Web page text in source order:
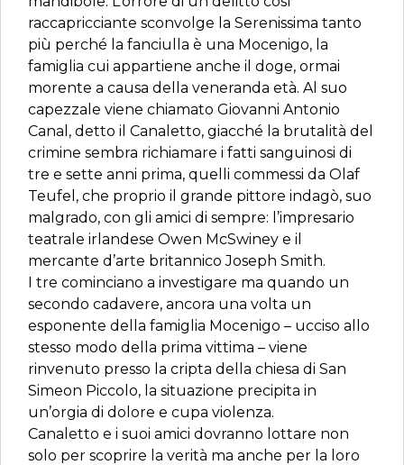
raccapricciante sconvolge la Serenissima tanto
più perché la fanciulla è una Mocenigo, la
famiglia cui appartiene anche il doge, ormai
morente a causa della veneranda età. Al suo
capezzale viene chiamato Giovanni Antonio
Canal, detto il Canaletto, giacché la brutalità del
crimine sembra richiamare i fatti sanguinosi di
tre e sette anni prima, quelli commessi da Olaf
Teufel, che proprio il grande pittore indagò, suo
malgrado, con gli amici di sempre: l’impresario
teatrale irlandese Owen McSwiney e il
mercante d’arte britannico Joseph Smith.
I tre cominciano a investigare ma quando un
secondo cadavere, ancora una volta un
esponente della famiglia Mocenigo – ucciso allo
stesso modo della prima vittima – viene
rinvenuto presso la cripta della chiesa di San
Simeon Piccolo, la situazione precipita in
un’orgia di dolore e cupa violenza.
Canaletto e i suoi amici dovranno lottare non
solo per scoprire la verità ma anche per la loro